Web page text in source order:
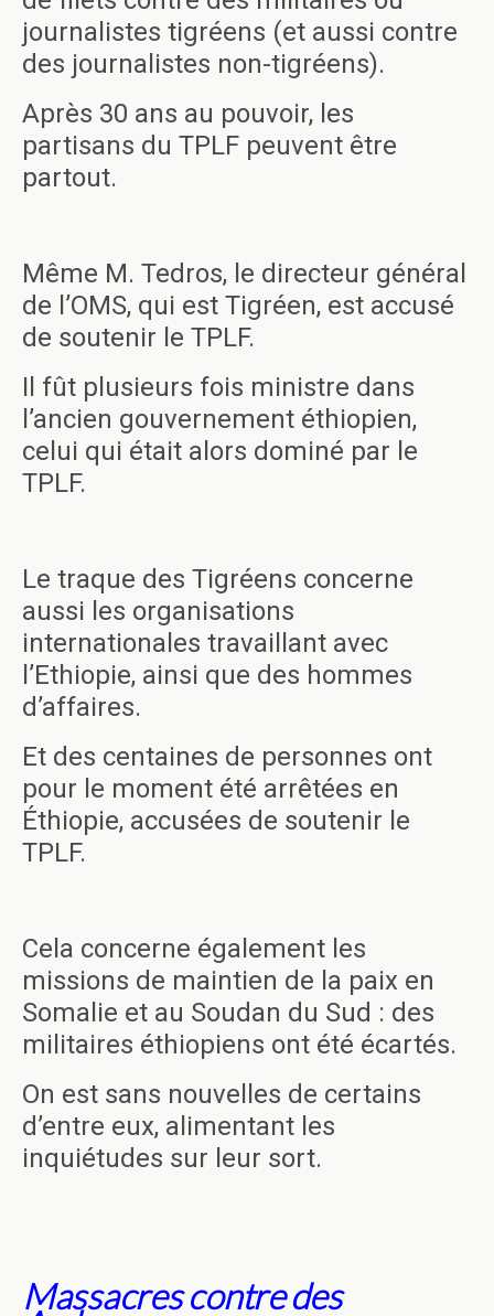
journalistes tigréens (et aussi contre
des journalistes non-tigréens).
Après 30 ans au pouvoir, les
partisans du TPLF peuvent être
partout.
Même M. Tedros, le directeur général
de l’OMS, qui est Tigréen, est accusé
de soutenir le TPLF.
Il fût plusieurs fois ministre dans
l’ancien gouvernement éthiopien,
celui qui était alors dominé par le
TPLF.
Le traque des Tigréens concerne
aussi les organisations
internationales travaillant avec
l’Ethiopie, ainsi que des hommes
d’affaires.
Et des centaines de personnes ont
pour le moment été arrêtées en
Éthiopie, accusées de soutenir le
TPLF.
Cela concerne également les
missions de maintien de la paix en
Somalie et au Soudan du Sud : des
militaires éthiopiens ont été écartés.
On est sans nouvelles de certains
d’entre eux, alimentant les
inquiétudes sur leur sort.
Massacres contre des